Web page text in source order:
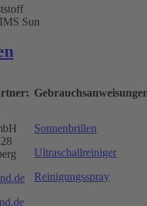
Sun
Sonnenbrillen
Ultraschallreiniger
Reinigungsspray